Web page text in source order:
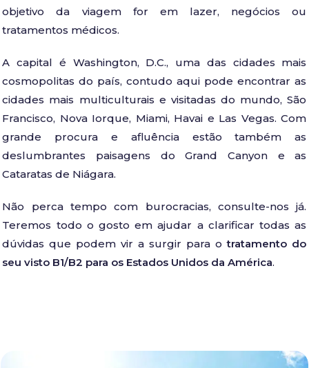
objetivo da viagem for em lazer, negócios ou
tratamentos médicos.
A capital é Washington, D.C., uma das cidades mais
cosmopolitas do país, contudo aqui pode encontrar as
cidades mais multiculturais e visitadas do mundo, São
Francisco, Nova Iorque, Miami, Havai e Las Vegas. Com
grande procura e afluência estão também as
deslumbrantes paisagens do Grand Canyon e as
Cataratas de Niágara.
Não perca tempo com burocracias, consulte-nos já.
Teremos todo o gosto em ajudar a clarificar todas as
dúvidas que podem vir a surgir para otratamento do
seu visto B1/B2 para os Estados Unidos da América.